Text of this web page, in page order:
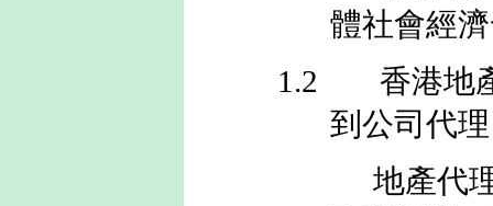
體社會經
1.2香港地
到公司代
地產代理